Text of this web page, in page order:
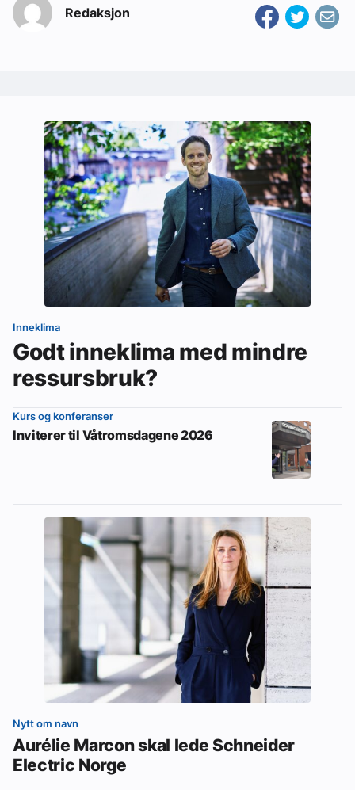
Redaksjon
Inneklima
Godt inneklima med mindre
ressursbruk?
Kurs og konferanser
Inviterer til Våtromsdagene 2026
Nytt om navn
Aurélie Marcon skal lede Schneider
Electric Norge